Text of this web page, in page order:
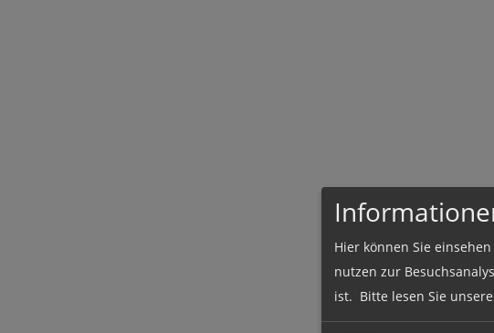
Hier können Sie
nutzen zur
ist. Bitte lesen Sie unsere